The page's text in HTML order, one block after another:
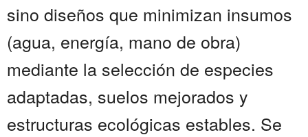
sino diseños que minimizan insumos
(agua, energía, mano de obra)
mediante la selección de especies
adaptadas, suelos mejorados y
estructuras ecológicas estables. Se